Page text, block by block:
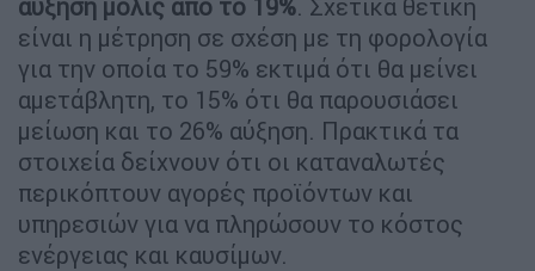
αύξηση μόλις από το 19%. Σχετικά θετική
είναι η μέτρηση σε σχέση με τη φορολογία
για την οποία το 59% εκτιμά ότι θα μείνει
αμετάβλητη, το 15% ότι θα παρουσιάσει
μείωση και το 26% αύξηση. Πρακτικά τα
στοιχεία δείχνουν ότι οι καταναλωτές
περικόπτουν αγορές προϊόντων και
υπηρεσιών για να πληρώσουν το κόστος
ενέργειας και καυσίμων.